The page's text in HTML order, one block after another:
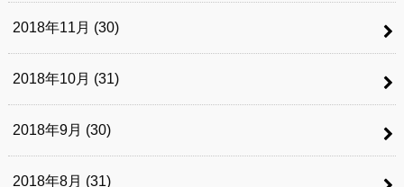
2018年11月 (30)
2018年10月 (31)
2018年9月 (30)
2018年8月 (31)